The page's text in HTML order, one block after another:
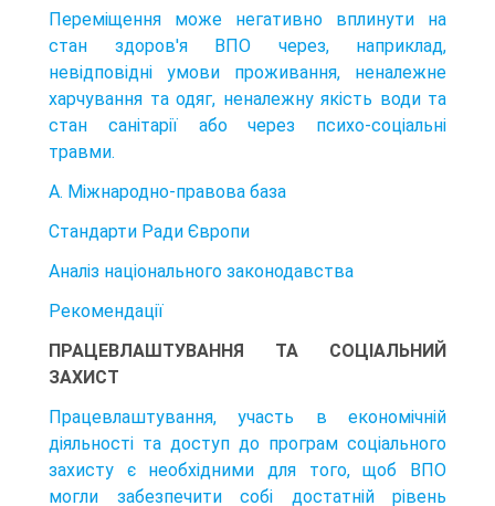
Переміщення може негативно вплинути на
стан здоров'я ВПО через, напри­клад,
невідповідні умови проживання, неналежне
харчування та одяг, нена­лежну якість води та
стан санітарії або через психо-соціальні
травми.
А. Міжнародно-правова база
Стандарти Ради Європи
Аналіз національного законодавства
Рекомендації
ПРАЦЕВЛАШТУВАННЯ ТА СОЦІАЛЬНИЙ
ЗАХИСТ
Працевлаштування, участь в економічній
діяльності та доступ до програм соціального
захисту є необхідними для того, щоб ВПО
могли забезпечити собі достатній рівень